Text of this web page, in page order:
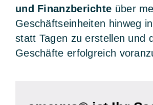
und Finanzberichte über
Geschäftseinheiten hinweg
statt Tagen zu erstellen und
Geschäfte erfolgreich